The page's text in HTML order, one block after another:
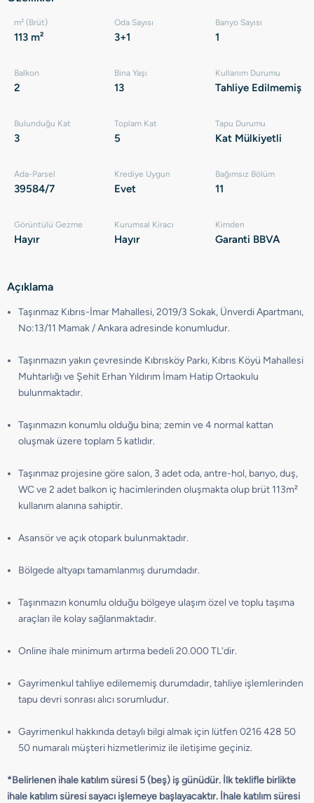
m² (Brüt)
113 m²
Oda Sayısı
3+1
Banyo Sayısı
1
Balkon
2
Bina Yaşı
13
Kullanım Durumu
Tahliye Edilmemiş
Bulunduğu Kat
3
Toplam Kat
5
Tapu Durumu
Kat Mülkiyetli
Ada-Parsel
39584/7
Krediye Uygun
Evet
Bağımsız Bölüm
11
Görüntülü Gezme
Hayır
Kurumsal Kiracı
Hayır
Kimden
Garanti BBVA
Açıklama
Taşınmaz Kıbrıs-İmar Mahallesi, 2019/3 Sokak, Ünverdi Apartmanı,
No:13/11 Mamak / Ankara adresinde konumludur.
Taşınmazın yakın çevresinde Kıbrısköy Parkı, Kıbrıs Köyü Mahallesi
Muhtarlığı ve Şehit Erhan Yıldırım İmam Hatip Ortaokulu
bulunmaktadır.
Taşınmazın konumlu olduğu bina; zemin ve 4 normal kattan
oluşmak üzere toplam 5 katlıdır.
Taşınmaz projesine göre salon, 3 adet oda, antre-hol, banyo, duş,
WC ve 2 adet balkon iç hacimlerinden oluşmakta olup brüt 113m²
kullanım alanına sahiptir.
Asansör ve açık otopark bulunmaktadır.
Bölgede altyapı tamamlanmış durumdadır.
Taşınmazın konumlu olduğu bölgeye ulaşım özel ve toplu taşıma
araçları ile kolay sağlanmaktadır.
Online ihale minimum artırma bedeli 20.000 TL'dir.
Gayrimenkul tahliye edilememiş durumdadır, tahliye işlemlerinden
tapu devri sonrası alıcı sorumludur.
Gayrimenkul hakkında detaylı bilgi almak için lütfen 0216 428 50
50 numaralı müşteri hizmetlerimiz ile iletişime geçiniz.
*Belirlenen ihale katılım süresi 5 (beş) iş günüdür. İlk teklifle birlikte
ihale katılım süresi sayacı işlemeye başlayacaktır. İhale katılım süresi